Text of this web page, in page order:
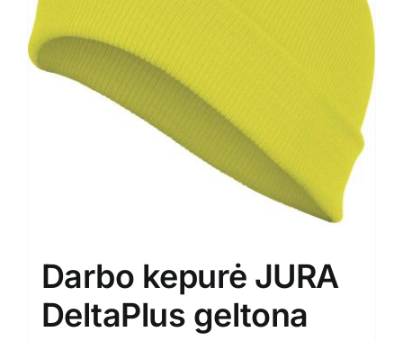
Darbo kepurė JURA
DeltaPlus geltona